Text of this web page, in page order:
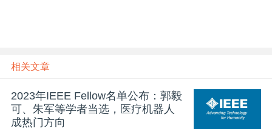
相关文章
2023年IEEE Fellow名单公布：郭毅
可、朱军等学者当选，医疗机器人
成热门方向